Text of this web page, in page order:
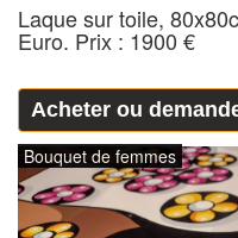
Laque sur toile,
Euro. Prix : 1900 €
Acheter ou
Bouquet de femmes